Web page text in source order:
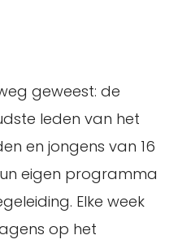
geweest: de
leden van het
en jongens van 16
eigen programma
Elke week
op het